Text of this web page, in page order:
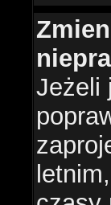
Jeżeli